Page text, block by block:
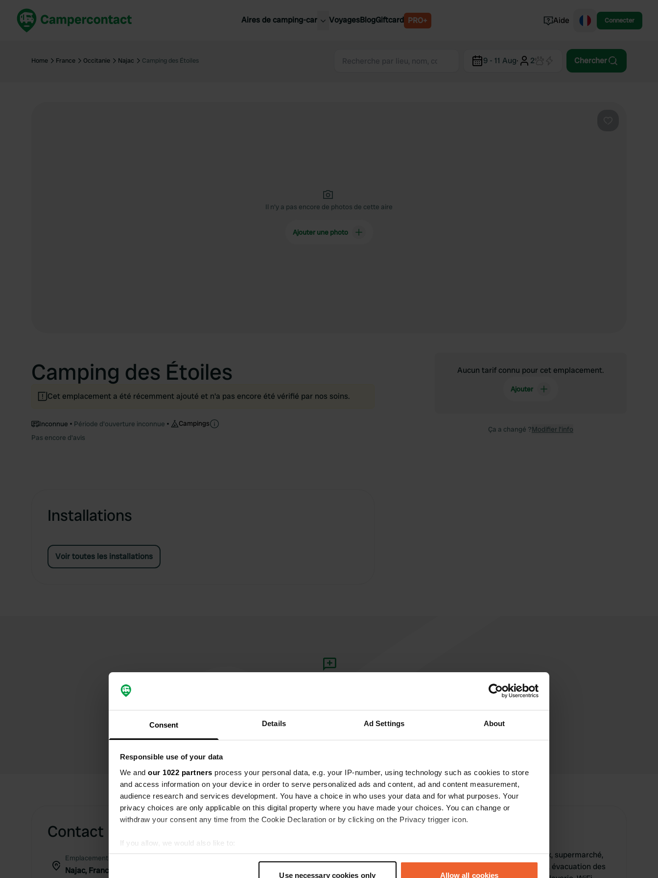
Consent Details Ad Settings About
Responsible use of your data
We and our 1022 partners process your personal data, e.g. your IP-number, using technology such as cookies to store
and access information on your device in order to serve personalized ads and content, ad and content measurement,
audience research and services development. You have a choice in who uses your data and for what purposes. Your
privacy choices are only applicable on this digital property where you have made your choices. You can change or
withdraw your consent any time from the Cookie Declaration or by clicking on the Privacy trigger icon.
If you allow, we would also like to:
Collect information about your geographical location which can be accurate to within several meters
Use necessary cookies only Allow all cookies
Aires de camping-car
France
France
Slovénie
VoyagesBlogGiftcard PRO+ Aide Connecter
Home France Occitanie Najac Camping des Étoiles 9 - 11 Aug· 2 Chercher
Il n'y a pas encore de photos de cette aire
Ajouter une photo
Camping des Étoiles
Cet emplacement a été récemment ajouté et n'a pas encore été vérifié par nos soins.
Inconnue Période d'ouverture inconnue
Campings
Pas encore d'avis
Installations
Voir toutes les installations
Aucun tarif connu pour cet emplacement.
Ajouter
Ça a changé ?Modifier l’info
vous en pensez.
Contact
Emplacement
Najac, France
Le Camping des Étoiles propose une piscine, aire de jeux, supermarché,
port de plaisance, sécurité, zone éclairée, surface durcie, évacuation des